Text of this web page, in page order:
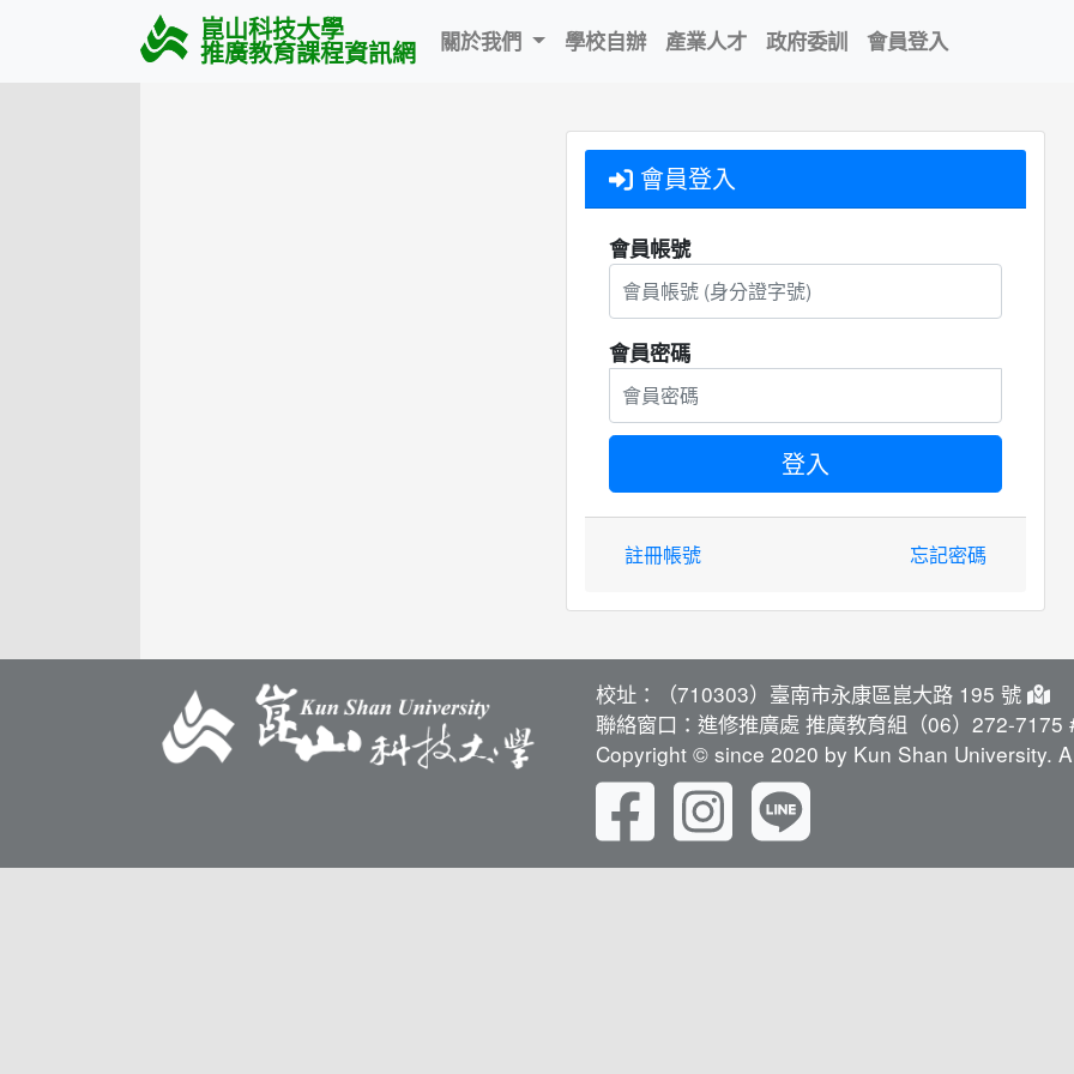
崑山科技大學
推廣教育課程資訊網 關於我們 學校自辦 產業人才 政府委訓 會員登入
會員登入
會員帳號
會員密碼
註冊帳號 忘記密碼
校址：（710303）臺南市永康區崑大路 195 號
聯絡窗口：進修推廣處 推廣教育組（06）272-7175
Copyright © since 2020 by Kun Shan University.